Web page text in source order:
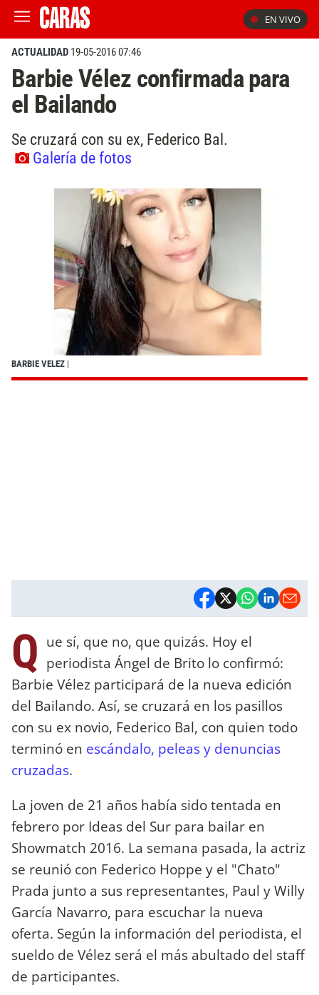
EN VIVO
ACTUALIDAD 19-05-2016 07:46
Barbie Vélez confirmada para
el Bailando
Se cruzará con su ex, Federico Bal.
Galería de fotos
BARBIE VELEZ |
Q ue sí, que no, que quizás. Hoy el
periodista Ángel de Brito lo confirmó:
Barbie Vélez participará de la nueva edición
del Bailando. Así, se cruzará en los pasillos
con su ex novio, Federico Bal, con quien todo
terminó en escándalo, peleas y denuncias
cruzadas.
La joven de 21 años había sido tentada en
febrero por Ideas del Sur para bailar en
Showmatch 2016. La semana pasada, la actriz
se reunió con Federico Hoppe y el "Chato"
Prada junto a sus representantes, Paul y Willy
García Navarro, para escuchar la nueva
oferta. Según la información del periodista, el
sueldo de Vélez será el más abultado del staff
de participantes.